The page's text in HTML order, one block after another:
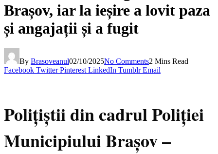
Brașov, iar la ieșire a lovit paza
și angajații și a fugit
By Brasoveanul02/10/2025No Comments2 Mins Read
Facebook Twitter Pinterest LinkedIn Tumblr Email
Polițiștii din cadrul Poliției
Municipiului Brașov –